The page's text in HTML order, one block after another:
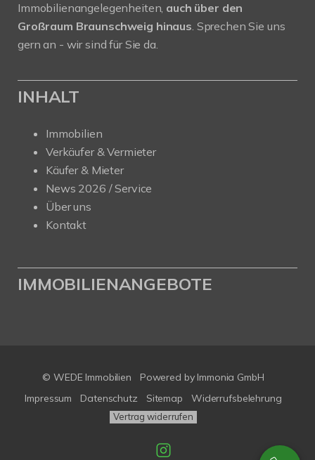
Immobilienangelegenheiten, auch über den
Großraum Braunschweig hinaus. Sprechen Sie uns
gern an - wir sind für Sie da.
INHALT
Immobilien
Verkäufer & Vermieter
Käufer & Mieter
News 2026 / Service
Über uns
Kontakt
IMMOBILIENANGEBOTE
© WEDE Immobilien
Powered by Immonia GmbH
Impressum
Datenschutz Sitemap Widerrufsbelehrung
Vertrag widerrufen